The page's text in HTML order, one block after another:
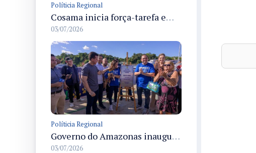
Políticia Regional
Cosama inicia força-tarefa em Anamã para fortalecer abastecimento de água e segurança hídrica da população
03/07/2026
Políticia Regional
Governo do Amazonas inaugura primeiro Castramóvel Fluvial para atendimento veterinário às comunidades ribeirinhas e castração gratuita
03/07/2026